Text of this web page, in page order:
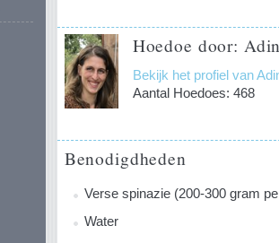
Hoedoe door:
Bekijk het profiel van
Aantal Hoedoes: 468
Benodigdheden
Verse spinazie (200-300 gram
Water